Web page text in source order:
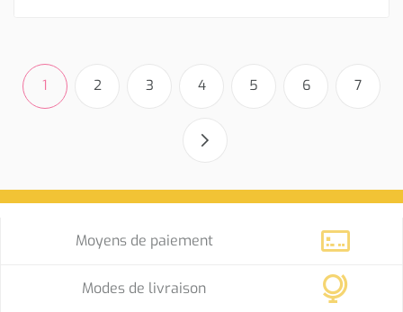
1 2 3 4 5 6 7
Moyens de paiement
Modes de livraison